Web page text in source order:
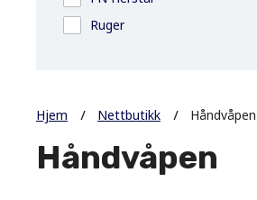
Ruger
Hjem Nettbutikk Håndvåpen
Håndvåpen